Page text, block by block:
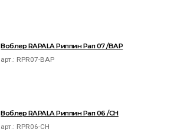
Воблер RAPALA Риппин Рап 07 /BAP
арт.: RPR07-BAP
Воблер RAPALA Риппин Рап 06 /CH
арт.: RPR06-CH